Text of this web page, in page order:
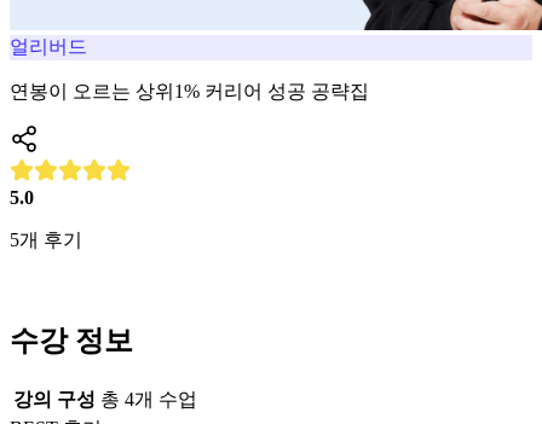
얼리버드
연봉이 오르는 상위1% 커리어 성공 공략집
5.0
5개 후기
수강 정보
강의 구성 총 4개 수업